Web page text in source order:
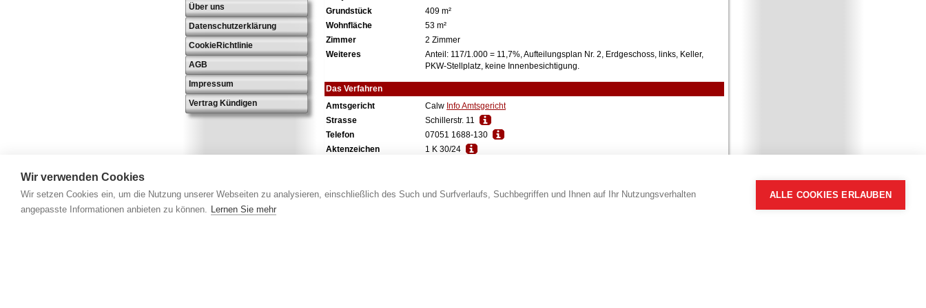
Wir verwenden Cookies
Wir setzen Cookies ein, um die Nutzung unserer Webseiten zu analysieren, einschließlich des Such und Surfverlaufs, Suchbegriffen und Ihnen auf Ihr Nutzungsverhalten
angepasste Informationen anbieten zu können. Lernen Sie mehr
ALLE COOKIES ERLAUBEN
Über uns
Datenschutzerklärung
CookieRichtlinie
AGB
Impressum
Vertrag Kündigen
Grundstück
409 m²
Wohnfläche
53 m²
Zimmer
2 Zimmer
Weiteres
Anteil: 117/1.000 = 11,7%, Aufteilungsplan Nr. 2, Erdgeschoss, links, Keller,
PKW-Stellplatz, keine Innenbesichtigung.
Das Verfahren
Amtsgericht
Calw Info Amtsgericht
Strasse
Schillerstr. 11
Telefon
07051 1688-130
Aktenzeichen
1 K 30/24
Termin
Dienstag, den 11.08.2026 um 14:00 Uhr